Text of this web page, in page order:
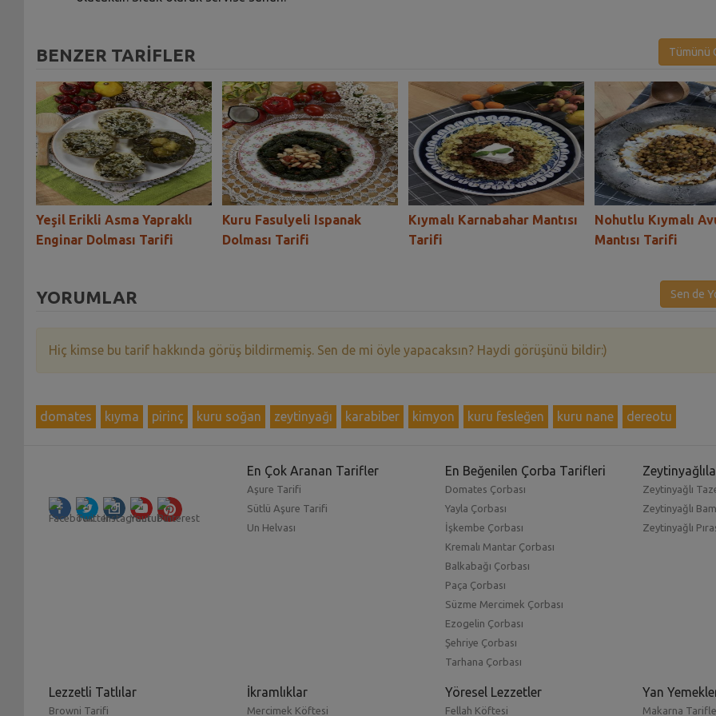
BENZER TARİFLER Tümünü
Yeşil Erikli Asma Yapraklı
Enginar Dolması Tarifi
Kuru Fasulyeli Ispanak
Dolması Tarifi
Kıymalı Karnabahar Mantısı
Tarifi
Nohutlu Kıymalı
Mantısı Tarifi
YORUMLAR Sen de
Hiç kimse bu tarif hakkında görüş bildirmemiş. Sen de mi öyle yapacaksın? Haydi görüşünü bildir:)
domates kıyma pirinç kuru soğan zeytinyağı karabiber kimyon kuru fesleğen kuru nane dereotu
En Çok Aranan Tarifler
Aşure Tarifi
Sütlü Aşure Tarifi
Un Helvası
En Beğenilen Çorba Tarifleri
Domates Çorbası
Yayla Çorbası
İşkembe Çorbası
Kremalı Mantar Çorbası
Balkabağı Çorbası
Paça Çorbası
Süzme Mercimek Çorbası
Ezogelin Çorbası
Şehriye Çorbası
Tarhana Çorbası
Zeytinyağlı
Zeytinyağlı
Zeytinyağlı
Lezzetli Tatlılar
Browni Tarifi
İkramlıklar
Mercimek Köftesi
Yöresel Lezzetler
Fellah Köftesi
Yan
Makarna